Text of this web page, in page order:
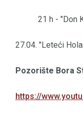
21 h - "Don
27.04. "Leteći
Pozorište Bora
https://